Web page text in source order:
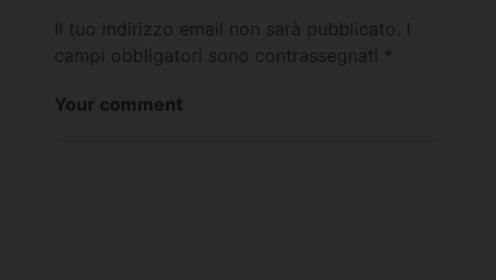
Il tuo indirizzo email non sarà pubblicato.
campi obbligatori sono contrassegnati *
Your comment